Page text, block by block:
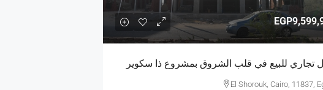
تجاري للبيع في قلب الشروق بمشروع ذا سكوير
El Shorouk, Cairo, 11837,